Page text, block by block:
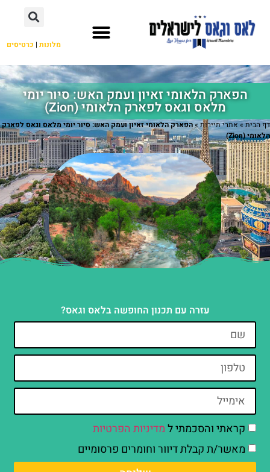
מלונות | כרטיסים
הפארק הלאומי זאיון ועמק האש: סיור יומי
מלאס וגאס לפארק הלאומי (Zion)
דף הבית» אתרי תיירות»הפארק הלאומי זאיון ועמק האש: סיור יומי מלאס וגאס לפארק
הלאומי (Zion)
עזרה עם תכנון החופשה בלאס וגאס?
קראתי והסכמתי למדיניות הפרטיות
מאשר/ת קבלת דיוור וחומרים פרסומיים